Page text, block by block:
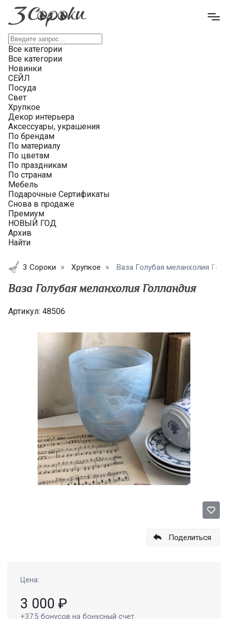
Все категории
Все категории
Новинки
СЕЙЛ
Посуда
Свет
Хрупкое
Декор интерьера
Аксессуары, украшения
По брендам
По материалу
По цветам
По праздникам
По странам
Мебель
Подарочные Сертификаты
Снова в продаже
Премиум
НОВЫЙ ГОД
Архив
Найти
3 Сороки Хрупкое Ваза Голубая меланхолия
Ваза Голубая меланхолия Голландия
Артикул: 48506
Поделиться
Цена:
3 000 ₽
+37.5 бонусов на бонусный счет